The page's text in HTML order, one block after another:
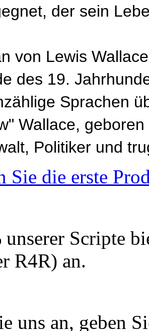
der sein
von Lewis
des 19.
Sprachen
Wallace,
Politiker und
Sie die erste
Scripte
R4R) an.
uns an, geben